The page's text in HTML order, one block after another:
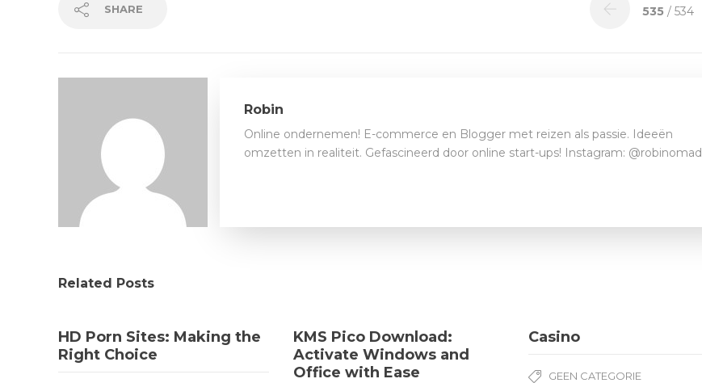
SHARE 535 / 534
Robin
Online ondernemen! E-commerce en Blogger met reizen als passie. Ideeën
omzetten in realiteit. Gefascineerd door online start-ups! Instagram: @robinomad
Related Posts
HD Porn Sites: Making the
Right Choice
KMS Pico Download:
Activate Windows and
Office with Ease
Casino
GEEN CATEGORIE